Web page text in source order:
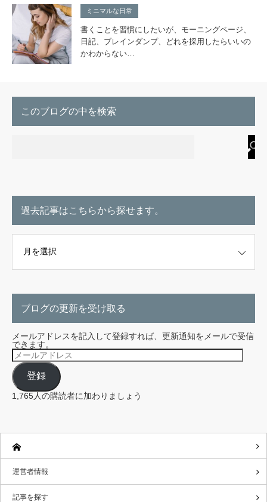
ミニマルな日常
書くことを習慣にしたいが、モーニングページ、
日記、ブレインダンプ、どれを採用したらいいの
かわからない…
このブログの中を検索
過去記事はこちらから探せます。
ブログの更新を受け取る
メールアドレスを記入して登録すれば、更新通知をメールで受信
できます。
メ
ー
ル
ア
ド
レ
ス
登録
1,765人の購読者に加わりましょう
運営者情報
記事を探す